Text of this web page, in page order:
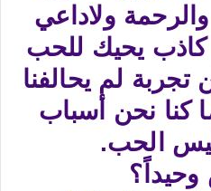
ولاداعي
يحيك للحب
تجربة لم يحالفنا
كنا نحن أسباب
الحب.